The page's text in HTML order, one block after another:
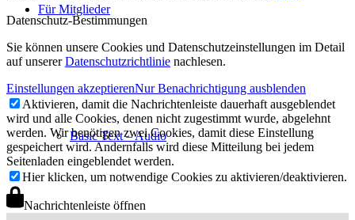
Für Mitglieder
Basic Text – Audio
Datenschutz-Bestimmungen
Sie können unsere Cookies und Datenschutzeinstellungen im Detail
auf unsererDatenschutzrichtlinie nachlesen.
Einstellungen akzeptierenNur Benachrichtigung ausblenden
Aktivieren, damit die Nachrichtenleiste dauerhaft ausgeblendet
wird und alle Cookies, denen nicht zugestimmt wurde, abgelehnt
werden. Wir benötigen zwei Cookies, damit diese Einstellung
gespeichert wird. Andernfalls wird diese Mitteilung bei jedem
Seitenladen eingeblendet werden.
Hier klicken, um notwendige Cookies zu aktivieren/deaktivieren.
Nachrichtenleiste öffnen